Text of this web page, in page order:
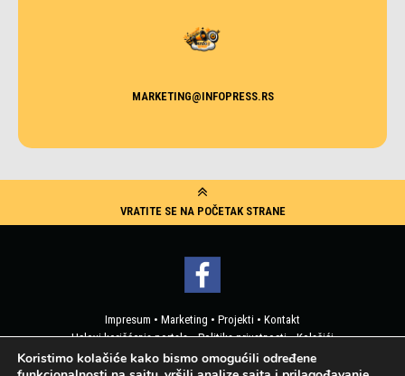
MARKETING@INFOPRESS.RS
VRATITE SE NA POČETAK STRANE
Impresum • Marketing • Projekti • Kontakt
Uslovi korišćenja portala•Politika privatnosti•Kolačići
Pristup korisničkim podacima
Koristimo kolačiće kako bismo omogućili određene